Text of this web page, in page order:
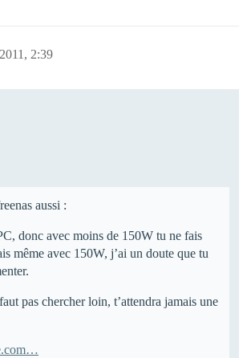
2:39
aussi :
donc avec moins de 150W tu ne fais
même avec 150W, j’ai un doute que tu
pas chercher loin, t’attendra jamais une